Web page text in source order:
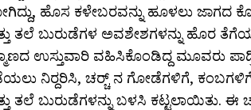
ಹೊಸ ಕಳೇಬರವನ್ನು ಹೂಳಲು ಜಾಗದ
ತಲೆ ಬುರುಡೆಗಳ ಅವಶೇಶಗಳನ್ನು ಹೊರ
ಉಸ್ತುವಾರಿ ವಹಿಸಿಕೊಂಡಿದ್ದ ಮೂವರು
ನಿರ‍್ದರಿಸಿ, ಚರ‍್ಚ್ ನ ಗೋಡೆಗಳಿಗೆ, ಕಂಬಗಳಿಗೆ
ತಲೆ ಬುರುಡೆಗಳನ್ನು ಬಳಸಿ ಕಟ್ಟಲಾಯಿತು. ಈ